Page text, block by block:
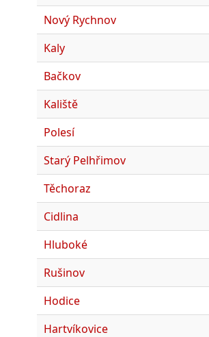
Nový Rychnov
Kaly
Bačkov
Kaliště
Polesí
Starý Pelhřimov
Těchoraz
Cidlina
Hluboké
Rušinov
Hodice
Hartvíkovice